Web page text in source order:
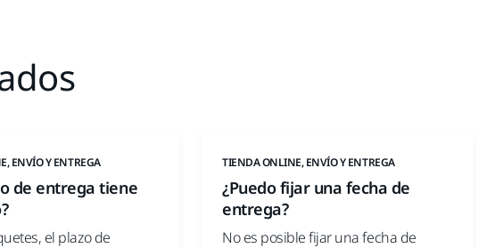
ENVÍO Y ENTREGA
de entrega tiene
el plazo de
TIENDA ONLINE, ENVÍO Y ENTREGA
¿Puedo fijar una fecha de
entrega?
No es posible fijar una fecha de